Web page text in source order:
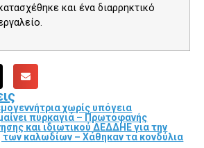
και ένα διαρρηκτικό
χωρίς υπόγεια
πυρκαγιά – Πρωτοφανής
και ιδιωτικού ΔΕΔΔΗΕ για την
των καλωδίων – Χάθηκαν τα κονδύλια